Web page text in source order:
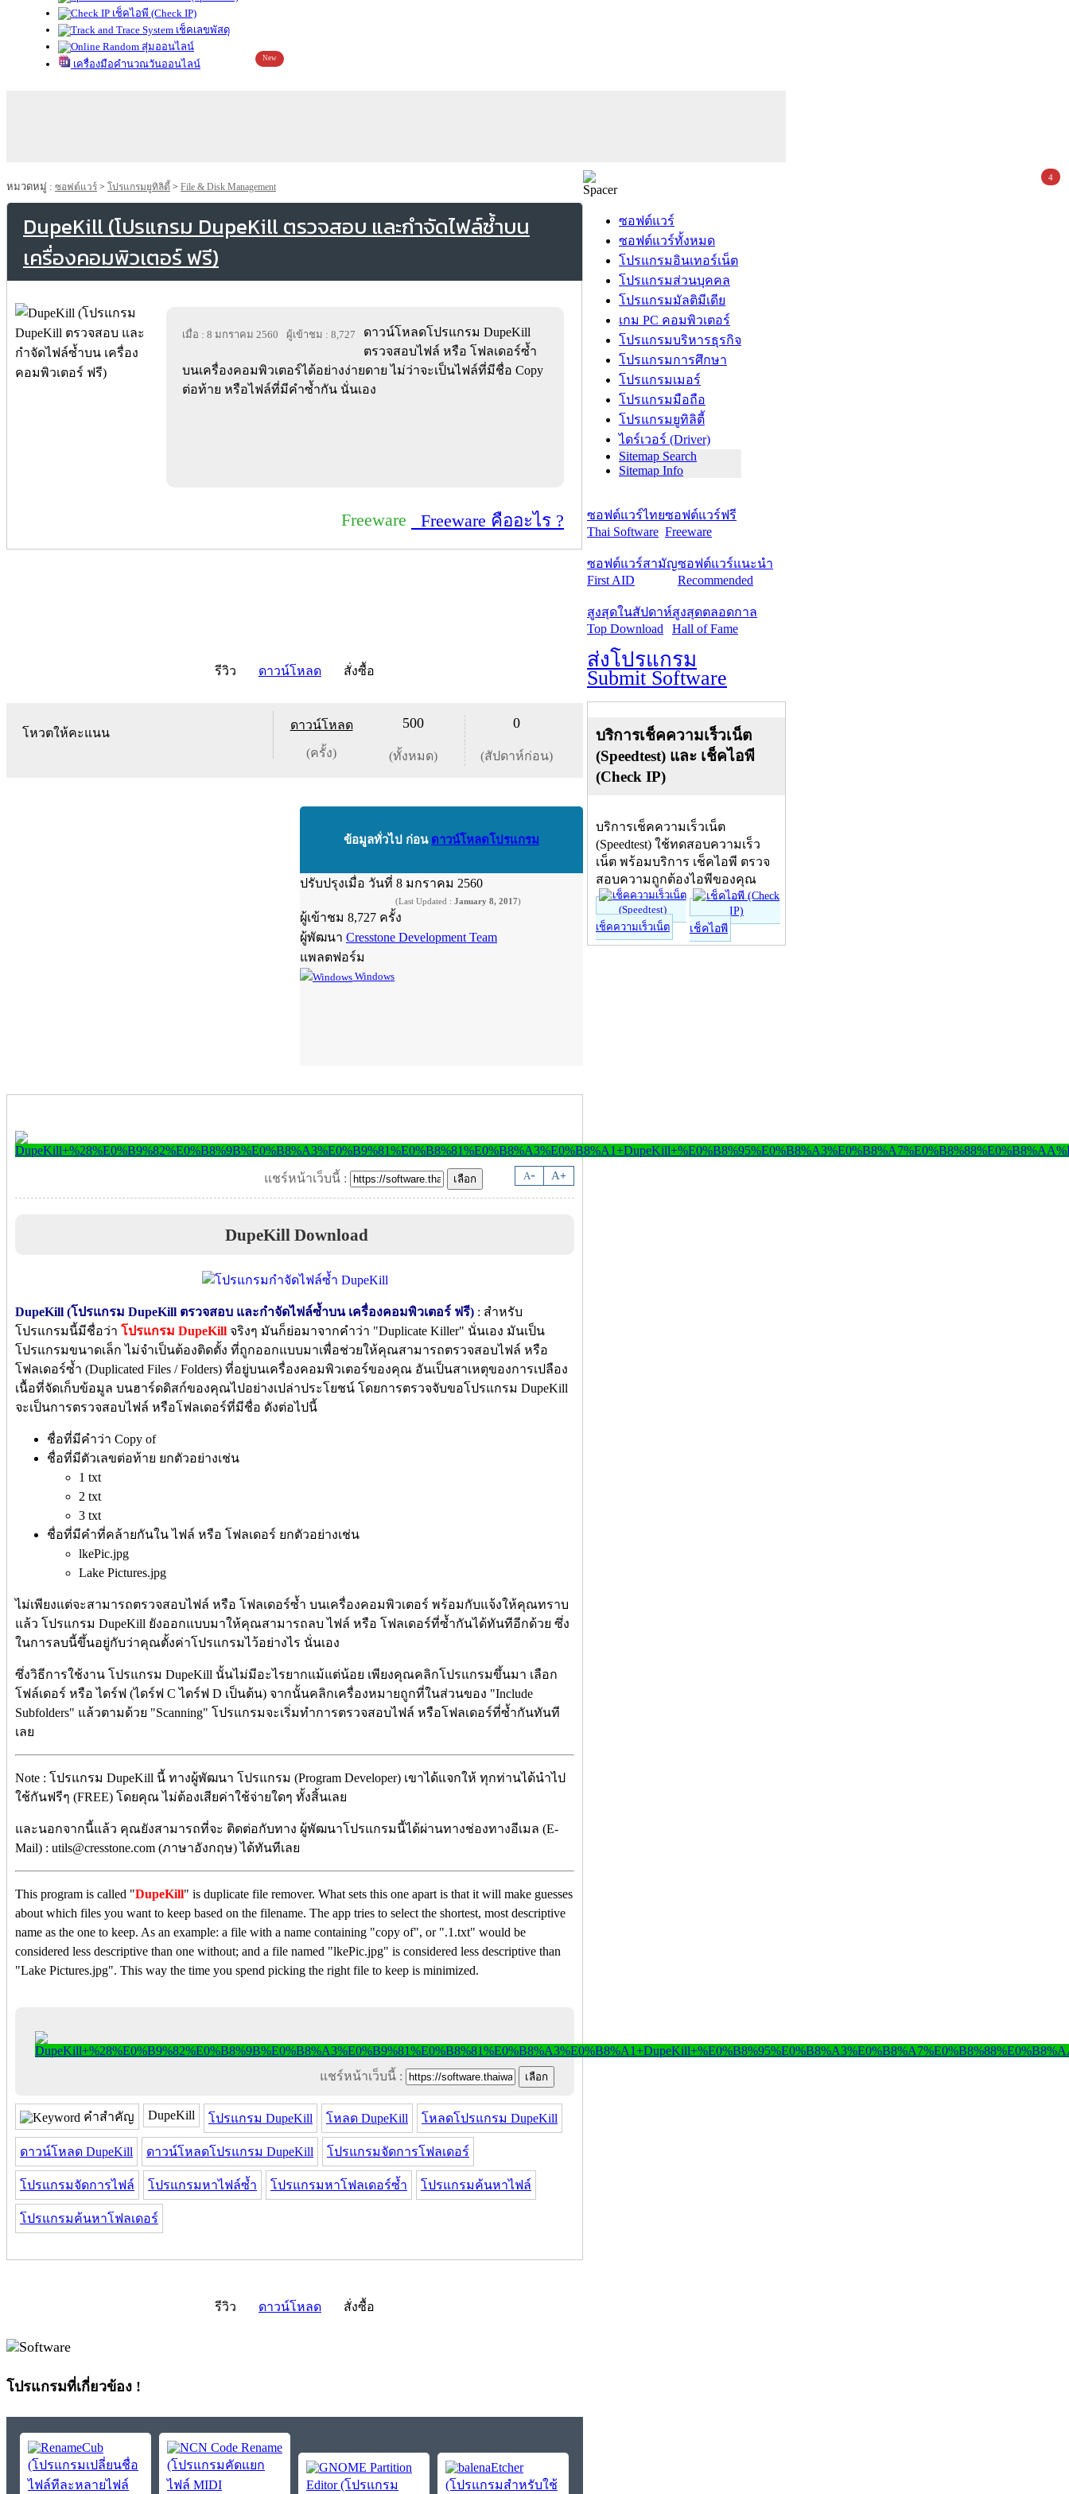
เช็คไอพี (Check IP)
เช็คเลขพัสดุ
สุ่มออนไลน์
เครื่องมือคำนวณวันออนไลน์
New
หมวดหมู่ : ซอฟต์แวร์ > โปรแกรมยูทิลิตี้ > File & Disk Management
DupeKill (โปรแกรม DupeKill ตรวจสอบ และกำจัดไฟล์ซ้ำบน
เครื่องคอมพิวเตอร์ ฟรี)
เมื่อ : 8 มกราคม 2560 ผู้เข้าชม : 8,727
ดาวน์โหลดโปรแกรม DupeKill
ตรวจสอบไฟล์ หรือ โฟลเดอร์ซ้ำ
บนเครื่องคอมพิวเตอร์ได้อย่างง่ายดาย ไม่ว่าจะเป็นไฟล์ที่มีชื่อ Copy
ต่อท้าย หรือไฟล์ที่มีคำซ้ำกัน นั่นเอง
Freeware Freeware คืออะไร ?
รีวิว ดาวน์โหลด สั่งซื้อ
โหวตให้คะแนน
ดาวน์โหลด
(ครั้ง)
500
(ทั้งหมด)
0
(สัปดาห์ก่อน)
ข้อมูลทั่วไป ก่อน ดาวน์โหลดโปรแกรม
ปรับปรุงเมื่อ วันที่ 8 มกราคม 2560
(Last Updated : January 8, 2017)
ผู้เข้าชม 8,727 ครั้ง
ผู้พัฒนา Cresstone Development Team
แพลตฟอร์ม
Windows
A- A+
แชร์หน้าเว็บนี้ :
DupeKill Download
DupeKill (โปรแกรม DupeKill ตรวจสอบ และกำจัดไฟล์ซ้ำบน เครื่องคอมพิวเตอร์ ฟรี) : สำหรับ
โปรแกรมนี้มีชื่อว่า โปรแกรม DupeKill จริงๆ มันก็ย่อมาจากคำว่า "Duplicate Killer" นั่นเอง มันเป็น
โปรแกรมขนาดเล็ก ไม่จำเป็นต้องติดตั้ง ที่ถูกออกแบบมาเพื่อช่วยให้คุณสามารถตรวจสอบไฟล์ หรือ
โฟลเดอร์ซ้ำ (Duplicated Files / Folders) ที่อยู่บนเครื่องคอมพิวเตอร์ของคุณ อันเป็นสาเหตุของการเปลือง
เนื้อที่จัดเก็บข้อมูล บนฮาร์ดดิสก์ของคุณไปอย่างเปล่าประโยชน์ โดยการตรวจจับขอโปรแกรม DupeKill
จะเป็นการตรวจสอบไฟล์ หรือโฟลเดอร์ที่มีชื่อ ดังต่อไปนี้
ชื่อที่มีคำว่า Copy of
ชื่อที่มีตัวเลขต่อท้าย ยกตัวอย่างเช่น
1 txt
2 txt
3 txt
ชื่อที่มีคำที่คล้ายกันใน ไฟล์ หรือ โฟลเดอร์ ยกตัวอย่างเช่น
lkePic.jpg
Lake Pictures.jpg
ไม่เพียงแต่จะสามารถตรวจสอบไฟล์ หรือ โฟลเดอร์ซ้ำ บนเครื่องคอมพิวเตอร์ พร้อมกับแจ้งให้คุณทราบ
แล้ว โปรแกรม DupeKill ยังออกแบบมาให้คุณสามารถลบ ไฟล์ หรือ โฟลเดอร์ที่ซ้ำกันได้ทันทีอีกด้วย ซึ่ง
ในการลบนี้ขึ้นอยู่กับว่าคุณตั้งค่าโปรแกรมไว้อย่างไร นั่นเอง
ซึ่งวิธีการใช้งาน โปรแกรม DupeKill นั้นไม่มีอะไรยากแม้แต่น้อย เพียงคุณคลิกโปรแกรมขึ้นมา เลือก
โฟล์เดอร์ หรือ ไดร์ฟ (ไดร์ฟ C ไดร์ฟ D เป็นต้น) จากนั้นคลิกเครื่องหมายถูกที่ในส่วนของ "Include
Subfolders" แล้วตามด้วย "Scanning" โปรแกรมจะเริ่มทำการตรวจสอบไฟล์ หรือโฟลเดอร์ที่ซ้ำกันทันที
เลย
Note : โปรแกรม DupeKill นี้ ทางผู้พัฒนา โปรแกรม (Program Developer) เขาได้แจกให้ ทุกท่านได้นำไป
ใช้กันฟรีๆ (FREE) โดยคุณ ไม่ต้องเสียค่าใช้จ่ายใดๆ ทั้งสิ้นเลย
และนอกจากนี้แล้ว คุณยังสามารถที่จะ ติดต่อกับทาง ผู้พัฒนาโปรแกรมนี้ได้ผ่านทางช่องทางอีเมล (E-
Mail) : utils@cresstone.com (ภาษาอังกฤษ) ได้ทันทีเลย
This program is called "DupeKill" is duplicate file remover. What sets this one apart is that it will make guesses
about which files you want to keep based on the filename. The app tries to select the shortest, most descriptive
name as the one to keep. As an example: a file with a name containing "copy of", or ".1.txt" would be
considered less descriptive than one without; and a file named "lkePic.jpg" is considered less descriptive than
"Lake Pictures.jpg". This way the time you spend picking the right file to keep is minimized.
แชร์หน้าเว็บนี้ :
คำสำคัญ DupeKill โปรแกรม DupeKill โหลด DupeKill โหลดโปรแกรม DupeKill
ดาวน์โหลด DupeKill ดาวน์โหลดโปรแกรม DupeKill โปรแกรมจัดการโฟลเดอร์
โปรแกรมจัดการไฟล์ โปรแกรมหาไฟล์ซ้ำ โปรแกรมหาโฟลเดอร์ซ้ำ โปรแกรมค้นหาไฟล์
โปรแกรมค้นหาโฟลเดอร์
รีวิว ดาวน์โหลด สั่งซื้อ
โปรแกรมที่เกี่ยวข้อง !
ซอฟต์แวร์
ซอฟต์แวร์ทั้งหมด
โปรแกรมอินเทอร์เน็ต
โปรแกรมส่วนบุคคล
โปรแกรมมัลติมีเดีย
เกม PC คอมพิวเตอร์
โปรแกรมบริหารธุรกิจ
โปรแกรมการศึกษา
โปรแกรมเมอร์
โปรแกรมมือถือ
โปรแกรมยูทิลิตี้
ไดร์เวอร์ (Driver)
Sitemap Search
Sitemap Info
ซอฟต์แวร์ไทย
Thai Software
ซอฟต์แวร์ฟรี
Freeware
ซอฟต์แวร์สามัญ
First AID
ซอฟต์แวร์แนะนำ
Recommended
สูงสุดในสัปดาห์
Top Download
สูงสุดตลอดกาล
Hall of Fame
ส่งโปรแกรม
Submit Software
บริการเช็คความเร็วเน็ต
(Speedtest) และ เช็คไอพี
(Check IP)
บริการเช็คความเร็วเน็ต
(Speedtest) ใช้ทดสอบความเร็ว
เน็ต พร้อมบริการ เช็คไอพี ตรวจ
สอบความถูกต้องไอพีของคุณ
เช็คความเร็วเน็ต เช็คไอพี
4